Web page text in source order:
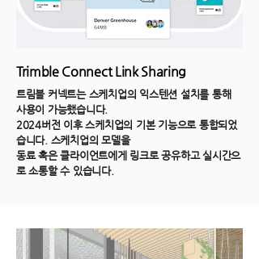
Trimble Connect Link Sharing
트림블 커넥트는 스케치업의 익스텐션 설치를 통해
사용이 가능했습니다.
2024버전 이후 스케치업의 기본 기능으로 통합되었
습니다. 스케치업의 모델을
​동료 혹은 클라이언트에게 링크로 공유하고 실시간으
로 소통할 수 있습니다.